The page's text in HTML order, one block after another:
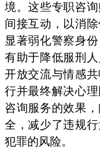
境。这些专职咨
间接互动，以消
显著弱化警察身
有助于降低服刑
开放交流与情感
行并最终解决心
咨询服务的效果
全，减少了违规
犯罪的风险。